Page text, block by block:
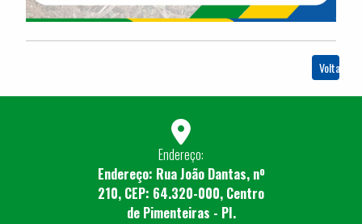
Voltar
Endereço:
Endereço: Rua João Dantas, nº
210, CEP: 64.320-000, Centro
de Pimenteiras - PI.